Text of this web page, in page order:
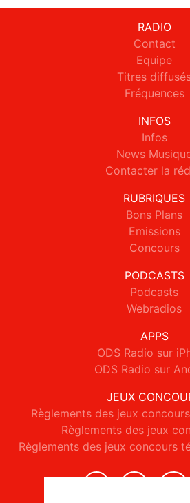
RADIO
Contact
Equipe
Titres
Fréquences
INFOS
Infos
News
Contacter la
RUBRIQUES
Bons Plans
Emissions
Concours
PODCASTS
Podcasts
Webradios
APPS
ODS Radio sur
ODS Radio sur
JEUX
Règlements des jeux
Règlements des jeux
Règlements des jeux concours